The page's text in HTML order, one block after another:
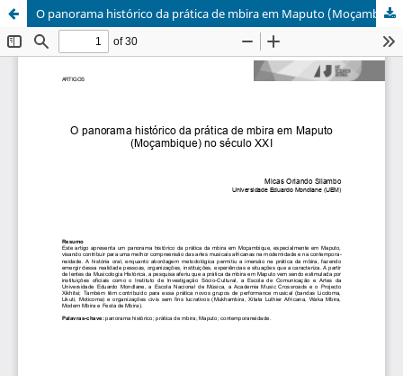
O panorama histórico da prática de mbira em Maputo (Moçambique) no século XXI